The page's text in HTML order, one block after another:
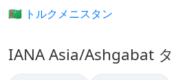
🇹🇲 トルクメニスタン
IANA Asia/Ashgabat